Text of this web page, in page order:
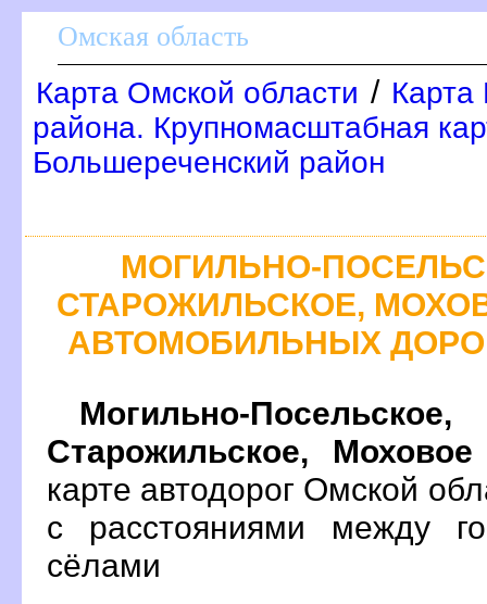
Омская область
Карта Омской области / Карта
района. Крупномасштабная
Большереченский район
МОГИЛЬНО-
СТАРОЖИЛЬСКОЕ,
АВТОМОБИЛЬНЫХ
Могильно-
Старожильское,
карте автодорог Омской
с расстояниями между
сёлами